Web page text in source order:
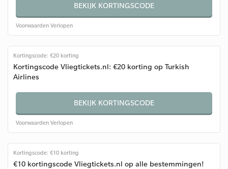
BEKIJK KORTINGSCODE
Voorwaarden Verlopen
Kortingscode: €20 korting
Kortingscode Vliegtickets.nl: €20 korting op Turkish
Airlines
BEKIJK KORTINGSCODE
Voorwaarden Verlopen
Kortingscode: €10 korting
€10 kortingscode Vliegtickets.nl op alle bestemmingen!